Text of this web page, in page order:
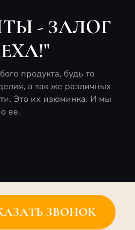
- ЗАЛОГ
продукта, будь то
а так же различных
Это их изюминка. И мы
ее.
ЗВОНОК